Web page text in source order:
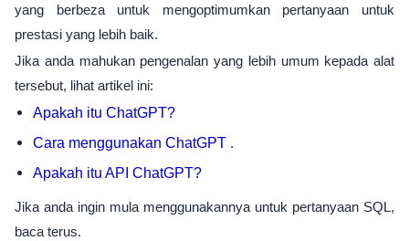
yang berbeza untuk mengoptimumkan pertanyaan untuk
prestasi yang lebih baik.
Jika anda mahukan pengenalan yang lebih umum kepada alat
tersebut, lihat artikel ini:
Apakah itu ChatGPT?
Cara menggunakan ChatGPT .
Apakah itu API ChatGPT?
Jika anda ingin mula menggunakannya untuk pertanyaan SQL,
baca terus.